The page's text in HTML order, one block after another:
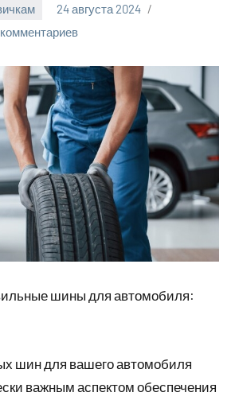
24 августа 2024
шины для автомобиля:
шин для вашего автомобиля
важным аспектом обеспечения